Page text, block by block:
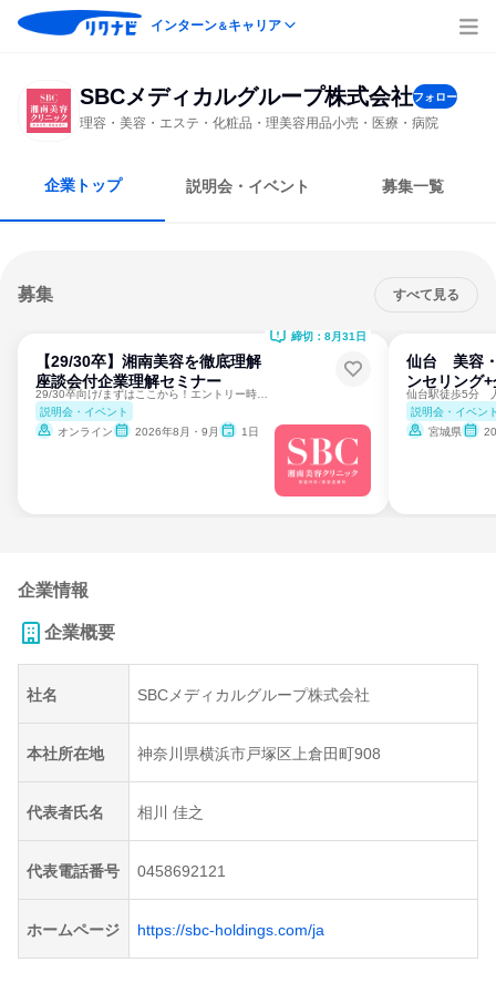
インターン＆キャリア
SBCメディカルグループ株式会社フォロー
理容・美容・エステ・化粧品・理美容用品小売・医療・病院
企業トップ 説明会・イベント 募集一覧
募集 すべて見る
【29/30卒】湘南美容を徹底理解
座談会付企業理解セミナー
説明会・イベント
オンライン
2026年8月・9月 1日
締切：8月31日
仙台 美容
ンセリング
説明会・イベン
宮城県
企業情報
企業概要
社名 SBCメディカルグループ株式会社
本社所在地 神奈川県横浜市戸塚区上倉田町908
代表者氏名 相川 佳之
代表電話番号 0458692121
ホームページ https://sbc-holdings.com/ja